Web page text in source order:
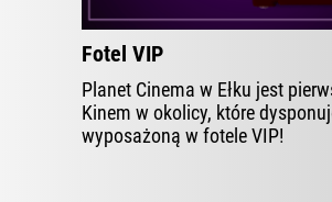
Fotel VIP
Planet Cinema w Ełku jest
Kinem w okolicy, które
wyposażoną w fotele VIP!